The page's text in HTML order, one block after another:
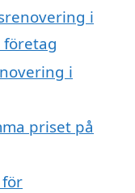
i
företag
i
priset på